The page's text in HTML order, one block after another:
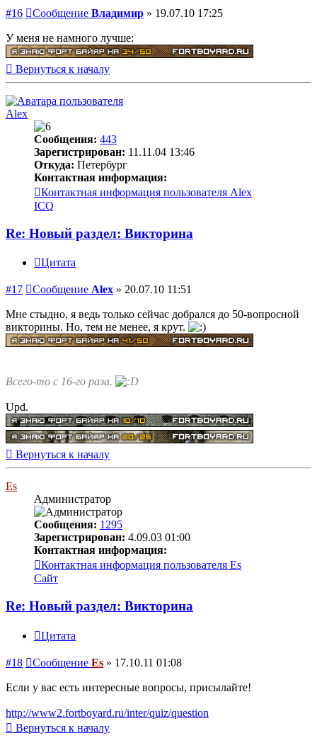
#16 Сообщение Владимир » 19.07.10 17:25
У меня не намного лучше:
Вернуться к началу
Alex
Сообщения: 443
Зарегистрирован: 11.11.04 13:46
Откуда: Петербург
Контактная информация:
Контактная информация пользователя Alex
ICQ
Re: Новый раздел: Викторина
Цитата
#17 Сообщение Alex » 20.07.10 11:51
Мне стыдно, я ведь только сейчас добрался до 50-вопросной
викторины. Но, тем не менее, я крут.
Всего-то с 16-го раза.
Upd.
Вернуться к началу
Es
Администратор
Сообщения: 1295
Зарегистрирован: 4.09.03 01:00
Контактная информация:
Контактная информация пользователя Es
Сайт
Re: Новый раздел: Викторина
Цитата
#18 Сообщение Es » 17.10.11 01:08
Если у вас есть интересные вопросы, присылайте!
http://www2.fortboyard.ru/inter/quiz/question
Вернуться к началу